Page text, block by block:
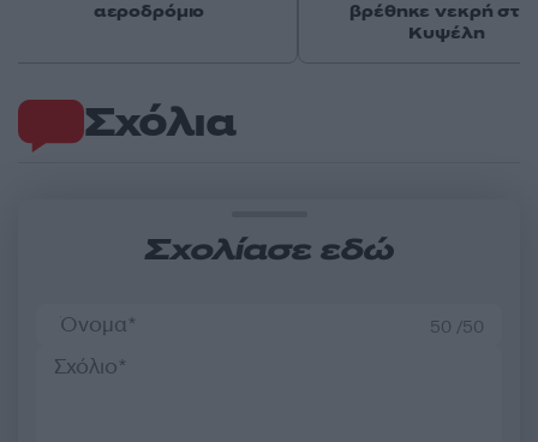
Σχόλια
Σχολίασε εδώ
50 /50
αεροδρόμιο
βρέθηκε νεκρή
Κυψέλη